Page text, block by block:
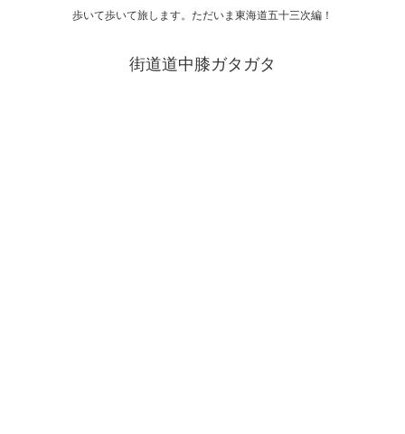
歩いて歩いて旅します。ただいま東海道五十三次編！
街道道中膝ガタガタ